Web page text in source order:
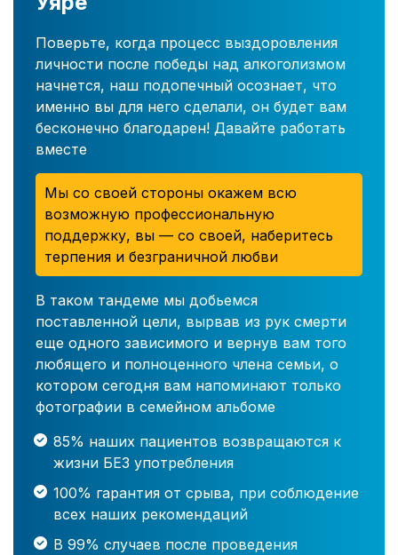
Поверьте, когда процесс выздоровления
личности после победы над алкоголизмом
начнется, наш подопечный осознает, что
именно вы для него сделали, он будет вам
бесконечно благодарен! Давайте работать
вместе
Мы со своей стороны окажем всю
возможную профессиональную
поддержку, вы — со своей, наберитесь
терпения и безграничной любви
В таком тандеме мы добьемся
поставленной цели, вырвав из рук смерти
еще одного зависимого и вернув вам того
любящего и полноценного члена семьи, о
котором сегодня вам напоминают только
фотографии в семейном альбоме
85% наших пациентов возвращаются к
жизни БЕЗ употребления
100% гарантия от срыва, при соблюдение
всех наших рекомендаций
В 99% случаев после проведения